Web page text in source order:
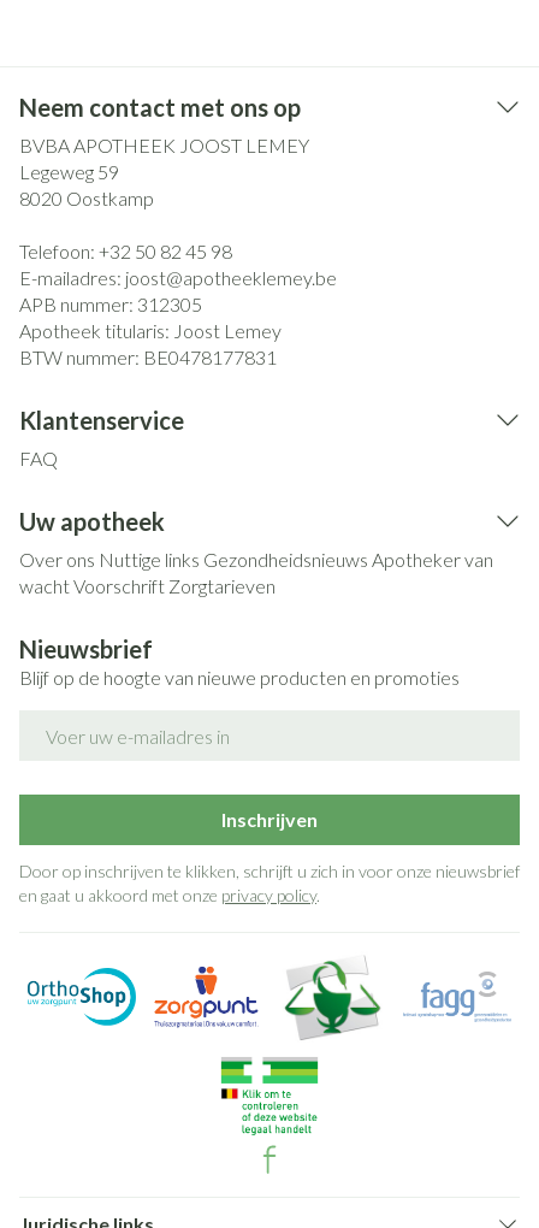
Neem contact met ons op
BVBA APOTHEEK JOOST LEMEY
Legeweg 59
8020 Oostkamp
Telefoon: +32 50 82 45 98
E-mailadres: joost@apotheeklemey.be
APB nummer: 312305
Apotheek titularis: Joost Lemey
BTW nummer: BE0478177831
Klantenservice
FAQ
Uw apotheek
Over ons Nuttige links Gezondheidsnieuws Apotheker van
wachtVoorschrift Zorgtarieven
Nieuwsbrief
Blijf op de hoogte van nieuwe producten en promoties
Inschrijven
Door op inschrijven te klikken, schrijft u zich in voor onze nieuwsbrief
en gaat u akkoord met onze privacy policy.